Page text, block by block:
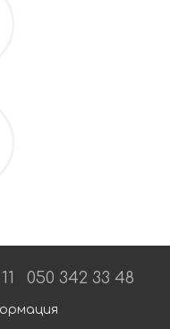
050 342 33 48